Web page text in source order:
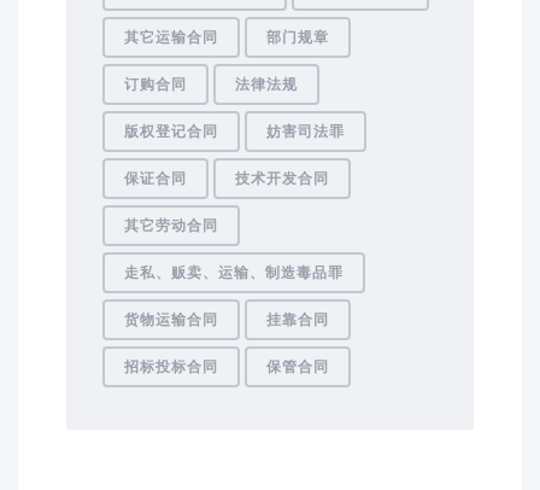
其它运输合同 部门规章
订购合同 法律法规
版权登记合同 妨害司法罪
保证合同 技术开发合同
其它劳动合同
走私、贩卖、运输、制造毒品罪
货物运输合同 挂靠合同
招标投标合同 保管合同